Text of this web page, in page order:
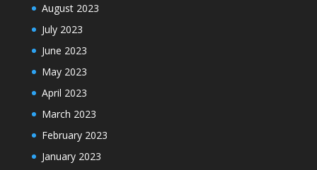
August 2023
July 2023
June 2023
May 2023
April 2023
March 2023
February 2023
January 2023